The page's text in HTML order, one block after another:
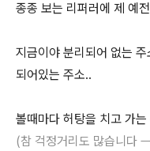
종종 보는 리퍼러에 제 예
지금이야 분리되어 없는
되어있는 주소..
볼때마다 허탕을 치고 가
(참 걱정거리도 많습니다